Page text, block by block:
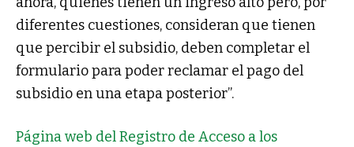
diferentes cuestiones, consideran que tienen
que percibir el subsidio, deben completar el
formulario para poder reclamar el pago del
subsidio en una etapa posterior”.
Página web del Registro de Acceso a los